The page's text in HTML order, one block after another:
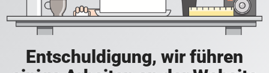
Entschuldigung, wir führen